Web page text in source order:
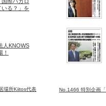
る？」を
人KNOWS
場所Kiitos代表
No.1466 特別企画